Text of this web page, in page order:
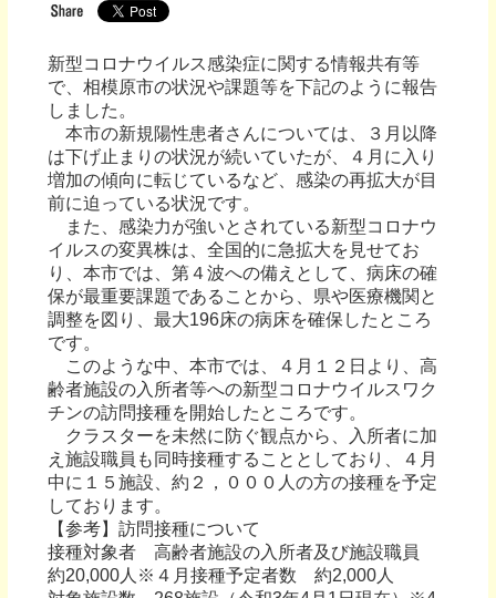
新型コロナウイルス感染症に関する情報共有等
で、相模原市の状況や課題等を下記のように報告
しました。
本市の新規陽性患者さんについては、３月以降
は下げ止まりの状況が続いていたが、４月に入り
増加の傾向に転じているなど、感染の再拡大が目
前に迫っている状況です。
また、感染力が強いとされている新型コロナウ
イルスの変異株は、全国的に急拡大を見せてお
り、本市では、第４波への備えとして、病床の確
保が最重要課題であることから、県や医療機関と
調整を図り、最大196床の病床を確保したところ
です。
このような中、本市では、４月１２日より、高
齢者施設の入所者等への新型コロナウイルスワク
チンの訪問接種を開始したところです。
クラスターを未然に防ぐ観点から、入所者に加
え施設職員も同時接種することとしており、４月
中に１５施設、約２，０００人の方の接種を予定
しております。
【参考】訪問接種について
接種対象者 高齢者施設の入所者及び施設職員
約20,000人※４月接種予定者数 約2,000人